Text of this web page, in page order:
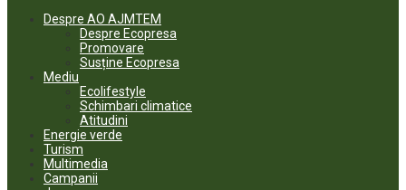
Despre AO AJMTEM
Despre Ecopresa
Promovare
Susține Ecopresa
Mediu
Ecolifestyle
Schimbari climatice
Atitudini
Energie verde
Turism
Multimedia
Campanii